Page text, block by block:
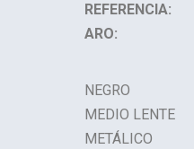
REFERENCIA:
ARO:
NEGRO
MEDIO LENTE
METÁLICO